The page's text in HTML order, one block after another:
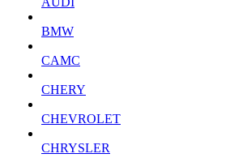
BMW
CAMC
CHERY
CHEVROLET
CHRYSLER